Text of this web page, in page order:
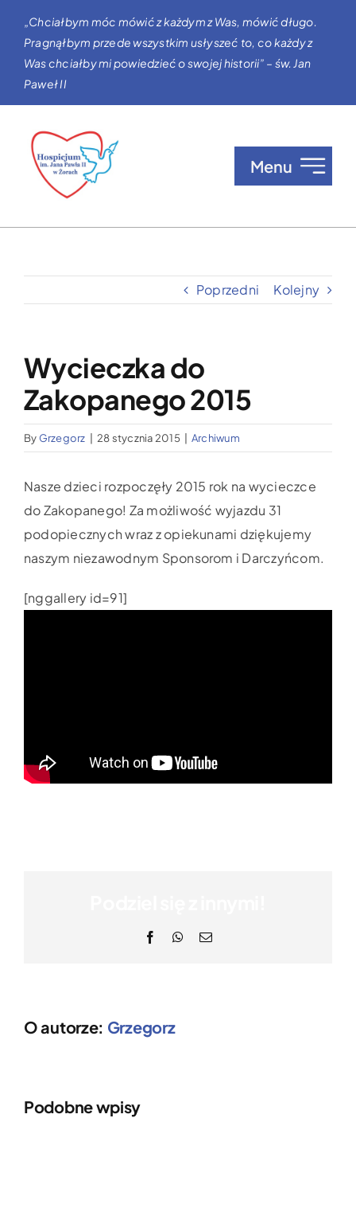
zawartości
„Chciałbym móc mówić z każdym z Was, mówić długo.
Pragnąłbym przede wszystkim usłyszeć to, co każdy z
Was chciałby mi powiedzieć o swojej historii” – św. Jan
Paweł II
Menu
Wypożyczalnia sprzętu medycznego
Aktualności
Kontakt
Poprzedni Kolejny
Wycieczka do
Zakopanego 2015
By Grzegorz 28 stycznia 2015 Archiwum
Nasze dzieci rozpoczęły 2015 rok na wycieczce
do Zakopanego! Za możliwość wyjazdu 31
podopiecznych wraz z opiekunami dziękujemy
naszym niezawodnym Sponsorom i Darczyńcom.
[nggallery id=91]
FacebookWhatsApp
Email
O autorze: Grzegorz
Podobne wpisy